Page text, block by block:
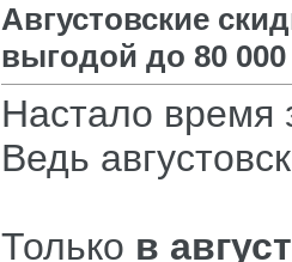
Августовские
выгодой до 80
Настало время
Ведь
Только в